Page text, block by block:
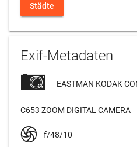
Städte
Exif-Metadaten
EASTMAN KODAK
C653 ZOOM DIGITAL CAMERA
f/48/10